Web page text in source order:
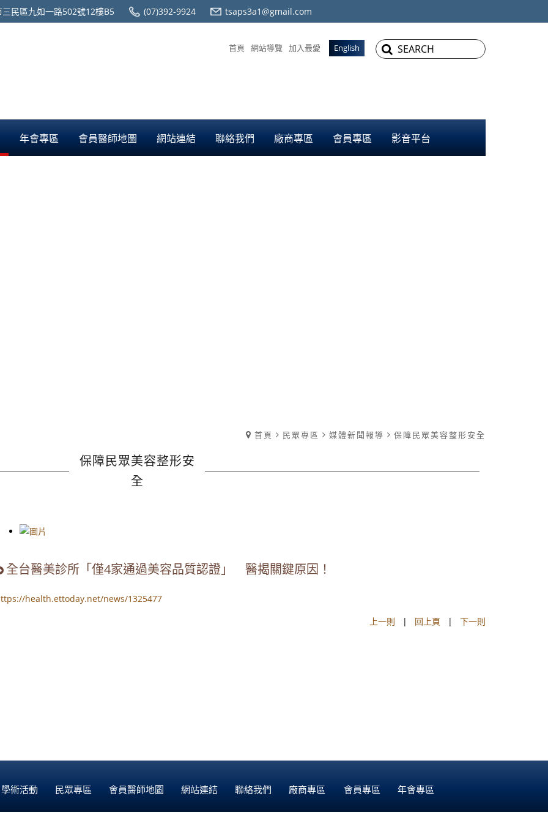
三民區九如一路502號12樓B5 (07)392-9924 tsaps3a1@gmail.com
首頁 網站導覽 加入最愛 English
年會專區 會員醫師地圖 網站連結 聯絡我們 廠商專區 會員專區 影音平台
首頁 民眾專區 媒體新聞報導 保障民眾美容整形安全
保障民眾美容整形安
全
全台醫美診所「僅4家通過美容品質認證」 醫揭關鍵原因！
health.ettoday.net/news/1325477
上一則 | 回上頁 | 下一則
學術活動 民眾專區 會員醫師地圖 網站連結 聯絡我們 廠商專區 會員專區 年會專區